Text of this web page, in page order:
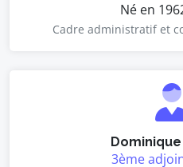
Né en
Cadre administratif et
Dominique
3ème